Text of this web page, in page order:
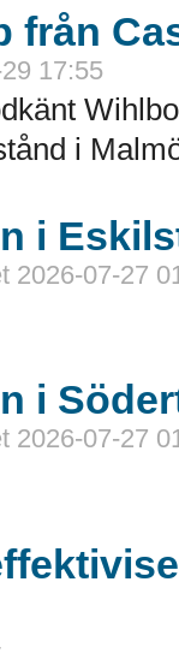
från
17:55
i
2026-07-27
2026-07-27